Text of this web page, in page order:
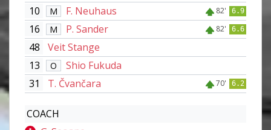
10 M F. Neuhaus 82' 6.9
16 M P. Sander 82' 6.6
48
Veit Stange
13
O
Shio Fukuda
31
T. Čvančara 70' 6.2
COACH